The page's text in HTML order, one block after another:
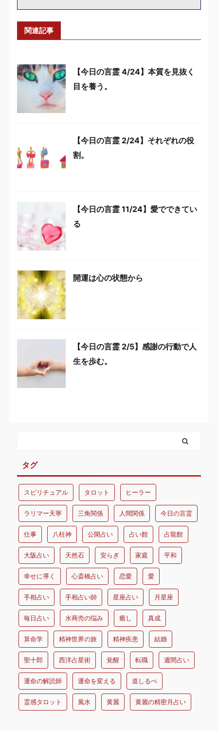
関連記事
【今日の言霊 4/24】本質を見抜く
目を養う。
【今日の言霊 2/24】それぞれの役
割。
【今日の言霊 11/24】愛でできてい
る
開運は心の状態から
【今日の言霊 2/5】感謝の行動で人
生を歩む。
タグ
スピリチュアル タロット ヒーラー
ラリマー天寧 三角関係 人間関係 今日の言霊
仕事 八柱神 公開占い 占い館 占龍館
大阪占い 天然石 安らぎ 家庭 平和
幸せに導く 心斎橋占い 恋愛 愛
手相占い 手相占い師 星座占い 月星座
毎日占い 水商売の悩み 癒し 真成
算命学 精神世界の旅 精神疾患 結婚
聖十郎 西洋占星術 覚醒 転職 週間占い
運命の解読師 運命を変える 道しるべ
霊感タロット 風水 黄麗 黄麗の精密月占い